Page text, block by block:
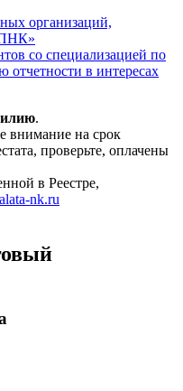
организаций,
со специализацией по
отчетности в интересах
.
внимание на срок
проверьте, оплачены
в Реестре,
nk.ru